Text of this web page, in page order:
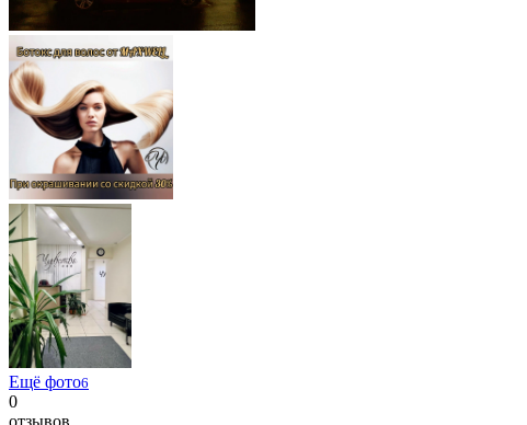
Ещё фото6
0
отзывов